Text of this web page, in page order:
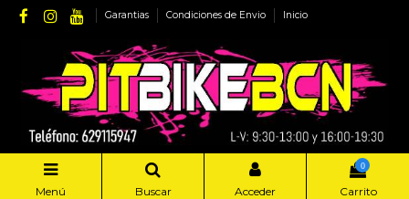
Garantias Condiciones de Envio Inicio
Menú Buscar Acceder
0
Carrito